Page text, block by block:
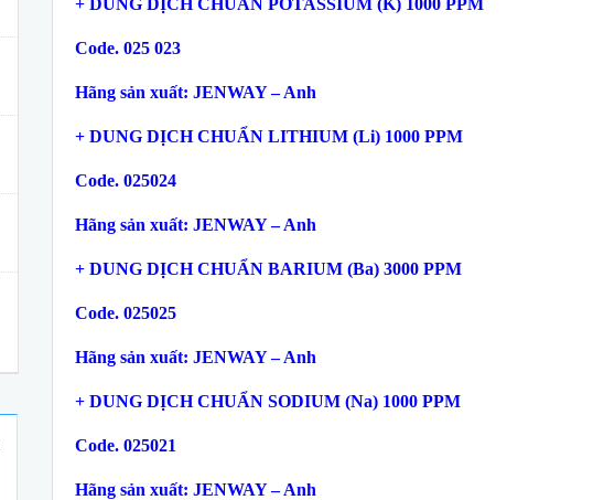
+ DUNG DỊCH CHUẨN POTASSIUM (K) 1000 PPM
Code. 025 023
Hãng sản xuất: JENWAY – Anh
+ DUNG DỊCH CHUẨN LITHIUM (Li) 1000 PPM
Code. 025024
Hãng sản xuất: JENWAY – Anh
+ DUNG DỊCH CHUẨN BARIUM (Ba) 3000 PPM
Code. 025025
Hãng sản xuất: JENWAY – Anh
+ DUNG DỊCH CHUẨN SODIUM (Na) 1000 PPM
Code. 025021
Hãng sản xuất: JENWAY – Anh